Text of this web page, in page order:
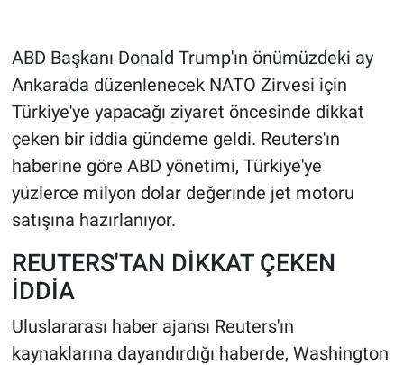
ABD Başkanı Donald Trump'ın önümüzdeki ay
Ankara'da düzenlenecek NATO Zirvesi için
Türkiye'ye yapacağı ziyaret öncesinde dikkat
çeken bir iddia gündeme geldi. Reuters'ın
haberine göre ABD yönetimi, Türkiye'ye
yüzlerce milyon dolar değerinde jet motoru
satışına hazırlanıyor.
REUTERS'TAN DİKKAT ÇEKEN
İDDİA
Uluslararası haber ajansı Reuters'ın
kaynaklarına dayandırdığı haberde, Washington
EĞİTİM
ÇEVRE
HABERDE İNSAN
POLİTİKA
SPOR
MAGAZİN
Bilim, Teknoloji